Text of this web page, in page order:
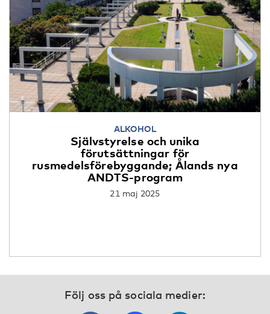
ALKOHOL
Självstyrelse och unika
förutsättningar för
rusmedelsförebyggande; Ålands nya
ANDTS-program
21 maj 2025
Följ oss på sociala medier: